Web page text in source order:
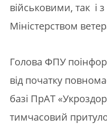
військовими, так і
Міністерством
Голова ФПУ
від початку
базі ПрАТ
тимчасовий